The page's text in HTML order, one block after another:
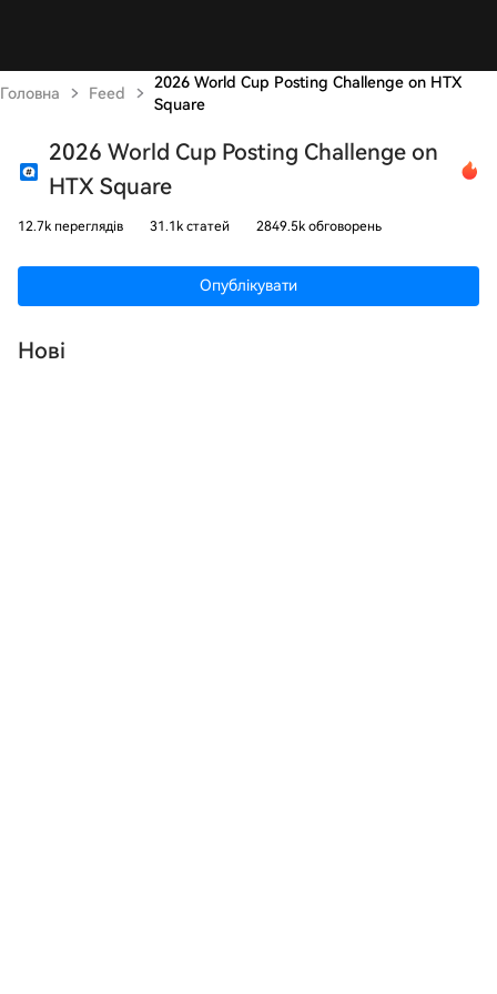
Головна Feed
2026 World Cup Posting Challenge on HTX
Square
2026 World Cup Posting Challenge on
HTX Square
12.7k переглядів 31.1k статей 2849.5k обговорень
Опублікувати
Нові